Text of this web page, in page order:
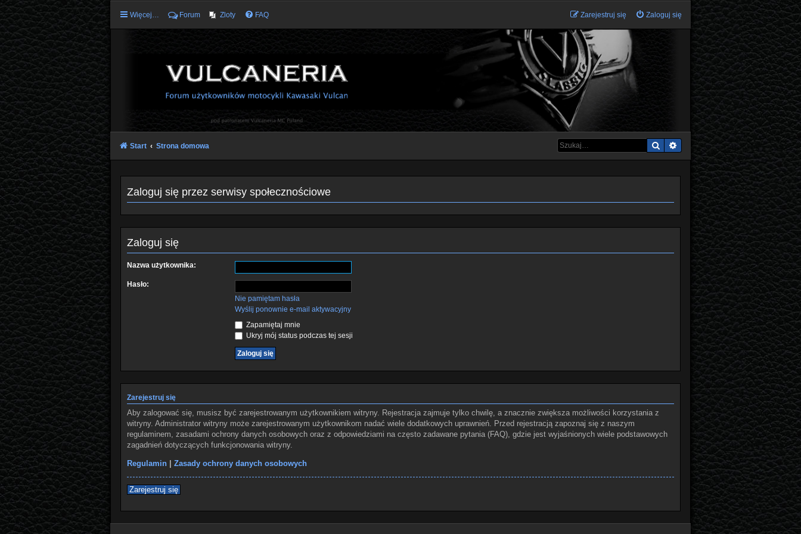
Więcej… Forum Zloty FAQ Zaloguj się
Zarejestruj się
Szukaj Wyszukiwanie zaawansowane
Start Strona domowa
Zaloguj się przez serwisy społecznościowe
Zaloguj się
Nazwa użytkownika:
Hasło:
Nie pamiętam hasła
Wyślij ponownie e-mail aktywacyjny
Zapamiętaj mnie
Ukryj mój status podczas tej sesji
Zarejestruj się
Aby zalogować się, musisz być zarejestrowanym użytkownikiem witryny. Rejestracja zajmuje tylko chwilę, a znacznie zwiększa możliwości korzystania z
witryny. Administrator witryny może zarejestrowanym użytkownikom nadać wiele dodatkowych uprawnień. Przed rejestracją zapoznaj się z naszym
regulaminem, zasadami ochrony danych osobowych oraz z odpowiedziami na często zadawane pytania (FAQ), gdzie jest wyjaśnionych wiele podstawowych
zagadnień dotyczących funkcjonowania witryny.
Regulamin| Zasady ochrony danych osobowych
Zarejestruj się